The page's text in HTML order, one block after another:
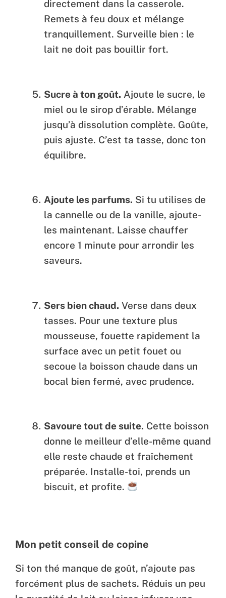
directement dans la casserole.
Remets à feu doux et mélange
tranquillement. Surveille bien : le
lait ne doit pas bouillir fort.
Sucre à ton goût. Ajoute le sucre, le
miel ou le sirop d’érable. Mélange
jusqu’à dissolution complète. Goûte,
puis ajuste. C’est ta tasse, donc ton
équilibre.
Ajoute les parfums. Si tu utilises de
la cannelle ou de la vanille, ajoute-
les maintenant. Laisse chauffer
encore 1 minute pour arrondir les
saveurs.
Sers bien chaud. Verse dans deux
tasses. Pour une texture plus
mousseuse, fouette rapidement la
surface avec un petit fouet ou
secoue la boisson chaude dans un
bocal bien fermé, avec prudence.
Savoure tout de suite. Cette boisson
donne le meilleur d’elle-même quand
elle reste chaude et fraîchement
préparée. Installe-toi, prends un
biscuit, et profite.
Mon petit conseil de copine
Si ton thé manque de goût, n’ajoute pas
forcément plus de sachets. Réduis un peu